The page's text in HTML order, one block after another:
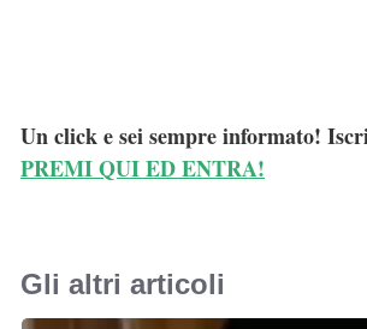
Un click e sei sempre informato!
PREMI QUI ED ENTRA!
Gli altri articoli